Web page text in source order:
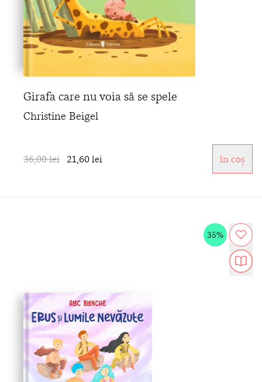
Girafa care nu voia să se spele
Christine Beigel
36,00 lei 21,60 lei în coș
35%